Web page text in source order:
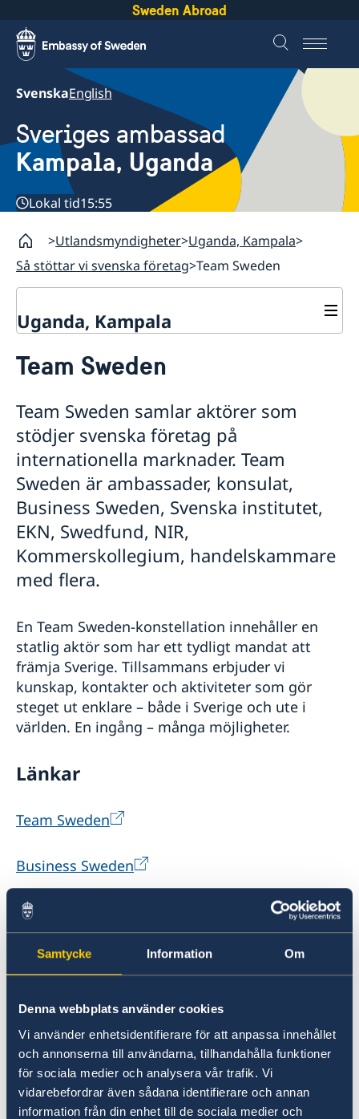
Samtycke Information Om
Denna webbplats använder cookies
Vi använder enhetsidentifierare för att anpassa innehållet
och annonserna till användarna, tillhandahålla funktioner
för sociala medier och analysera vår trafik. Vi
vidarebefordrar även sådana identifierare och annan
information från din enhet till de sociala medier och
Sweden Abroad
SvenskaEnglish
Sveriges ambassad
Kampala, Uganda
Lokal tid15:55
Utlandsmyndigheter Uganda, Kampala
Så stöttar vi svenska företag Team Sweden
Uganda, Kampala
Om oss
Praktiktjänstgöring
Ambassadens personal
OSL-beskrivning
Vi är en resurs för svenska företag
Team Sweden
Så kan du få stöd
Svenska företag i
Anmäl handelshinder
Aktuellt
Nyheter
Team Sweden
Team Sweden samlar aktörer som
stödjer svenska företag på
internationella marknader. Team
Sweden är ambassader, konsulat,
Business Sweden, Svenska institutet,
EKN, Swedfund, NIR,
Kommerskollegium, handelskammare
med flera.
En Team Sweden-konstellation innehåller en
statlig aktör som har ett tydligt mandat att
främja Sverige. Tillsammans erbjuder vi
kunskap, kontakter och aktiviteter som gör
steget ut enklare – både i Sverige och ute i
världen. En ingång – många möjligheter.
Länkar
Team Sweden
Business Sweden
Svenska Institutet
EKN
Swedfund
NIR
Kommerskollegium